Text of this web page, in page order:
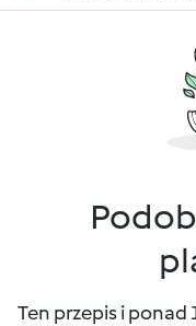
Ten przepis i